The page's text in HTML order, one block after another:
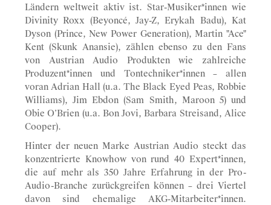
Ländern weltweit aktiv ist. Star-Musiker*innen wie
Divinity Roxx (Beyoncé, Jay-Z, Erykah Badu), Kat
Dyson (Prince, New Power Generation), Martin "Ace"
Kent (Skunk Anansie), zählen ebenso zu den Fans
von Austrian Audio Produkten wie zahlreiche
Produzent*innen und Tontechniker*innen – allen
voran Adrian Hall (u.a. The Black Eyed Peas, Robbie
Williams), Jim Ebdon (Sam Smith, Maroon 5) und
Obie O’Brien (u.a. Bon Jovi, Barbara Streisand, Alice
Cooper).
Hinter der neuen Marke Austrian Audio steckt das
konzentrierte Knowhow von rund 40 Expert*innen,
die auf mehr als 350 Jahre Erfahrung in der Pro-
Audio-Branche zurückgreifen können – drei Viertel
davon sind ehemalige AKG-Mitarbeiter*innen.